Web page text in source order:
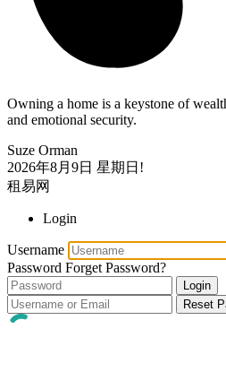
Owning a home is a keystone of
and emotional security.
Suze Orman
2026年8月9日 星期日!
租易网
Login
Username
Password Forget Password?
Login
Reset